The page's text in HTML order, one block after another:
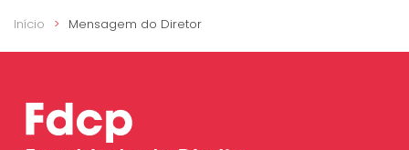
Início Mensagem do Diretor